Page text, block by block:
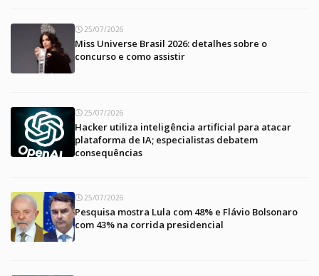
25/07/2026
Miss Universe Brasil 2026: detalhes sobre o
concurso e como assistir
25/07/2026
Hacker utiliza inteligência artificial para atacar
plataforma de IA; especialistas debatem
consequências
25/07/2026
Pesquisa mostra Lula com 48% e Flávio Bolsonaro
com 43% na corrida presidencial